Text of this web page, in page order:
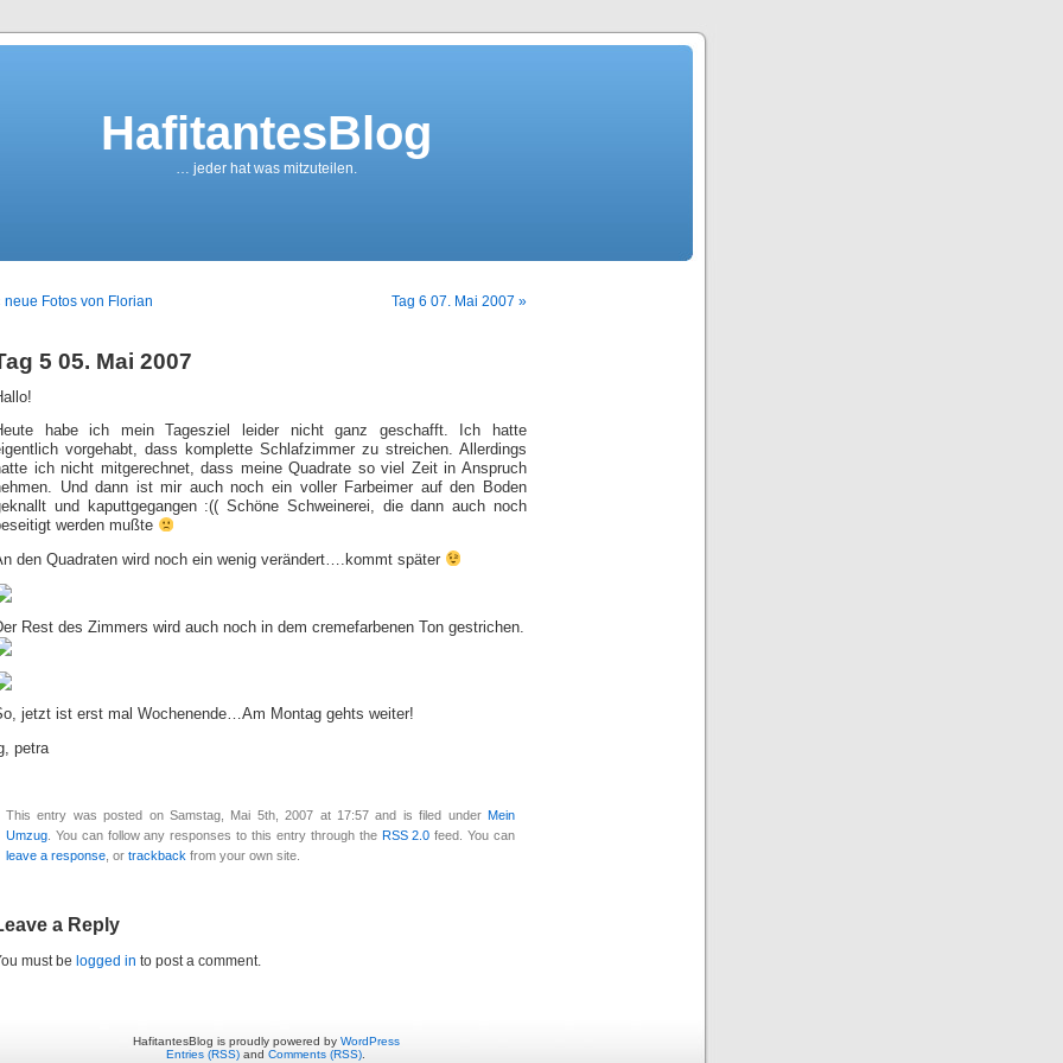
HafitantesBlog
… jeder hat was mitzuteilen.
neue Fotos von Florian Tag 6 07. Mai 2007 »
5 05. Mai 2007
habe ich mein Tagesziel leider nicht ganz geschafft. Ich hatte
vorgehabt, dass komplette Schlafzimmer zu streichen. Allerdings
ich nicht mitgerechnet, dass meine Quadrate so viel Zeit in Anspruch
Und dann ist mir auch noch ein voller Farbeimer auf den Boden
und kaputtgegangen :(( Schöne Schweinerei, die dann auch noch
werden mußte
den Quadraten wird noch ein wenig verändert….kommt später
Rest des Zimmers wird auch noch in dem cremefarbenen Ton gestrichen.
jetzt ist erst mal Wochenende…Am Montag gehts weiter!
petra
This entry was posted on Samstag, Mai 5th, 2007 at 17:57 and is filed under Mein
Umzug . You can follow any responses to this entry through the RSS 2.0 feed. You can
leave a response , or trackback from your own site.
a Reply
must be logged in to post a comment.
HafitantesBlog is proudly powered by WordPress
Entries (RSS) and Comments (RSS)